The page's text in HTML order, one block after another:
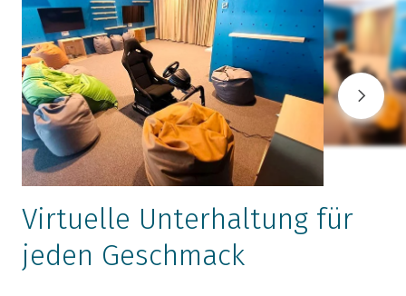
Virtuelle Unterhaltung für
jeden Geschmack